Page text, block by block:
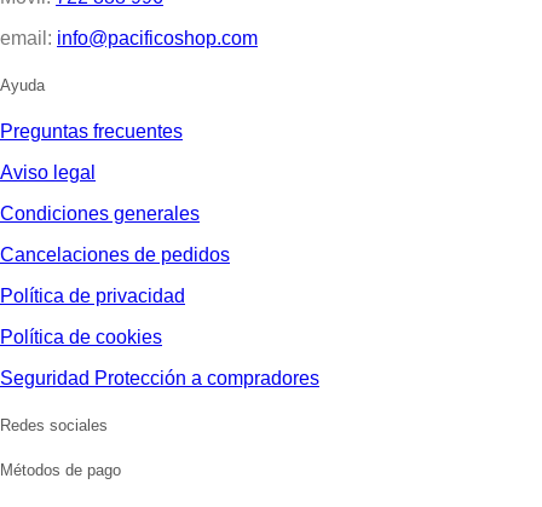
email: info@pacificoshop.com
Ayuda
Preguntas frecuentes
Aviso legal
Condiciones generales
Cancelaciones de pedidos
Política de privacidad
Política de cookies
Seguridad Protección a compradores
Redes sociales
Métodos de pago